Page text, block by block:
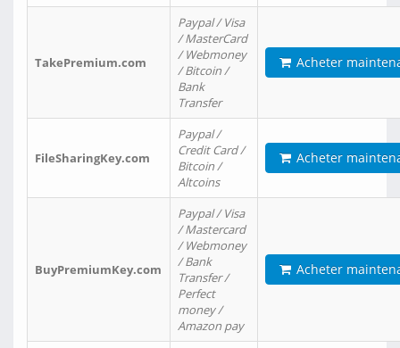
TakePremium.com
Paypal / Visa
/ MasterCard
/ Webmoney
/ Bitcoin /
Bank
Transfer
Acheter
FileSharingKey.com
Paypal /
Credit Card /
Bitcoin /
Altcoins
Acheter
BuyPremiumKey.com
Paypal / Visa
/ Mastercard
/ Webmoney
/ Bank
Transfer /
Perfect
money /
Amazon pay
Acheter